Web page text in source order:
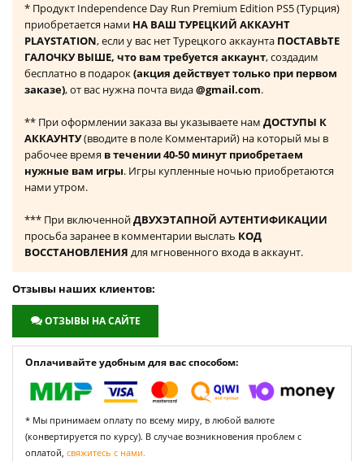
* Продукт Independence Day Run Premium Edition PS5 (Турция)
приобретается нами НА ВАШ ТУРЕЦКИЙ АККАУНТ
PLAYSTATION, если у вас нет Турецкого аккаунта ПОСТАВЬТЕ
ГАЛОЧКУ ВЫШЕ, что вам требуется аккаунт, создадим
бесплатно в подарок(акция действует только при первом
заказе), от вас нужна почта вида@gmail.com.
** При оформлении заказа вы указываете нам ДОСТУПЫ К
АККАУНТУ(вводите в поле Комментарий) на который мы в
рабочее время в течении 40-50 минут приобретаем
нужные вам игры. Игры купленные ночью приобретаются
нами утром.
*** При включеннойДВУХЭТАПНОЙ АУТЕНТИФИКАЦИИ
просьба заранее в комментарии выслать КОД
ВОССТАНОВЛЕНИЯ для мгновенного входа в аккаунт.
Отзывы наших клиентов:
ОТЗЫВЫ НА САЙТЕ
Оплачивайте удобным для вас способом:
* Мы принимаем оплату по всему миру, в любой валюте
(конвертируется по курсу). В случае возникновения проблем с
оплатой, свяжитесь с нами.